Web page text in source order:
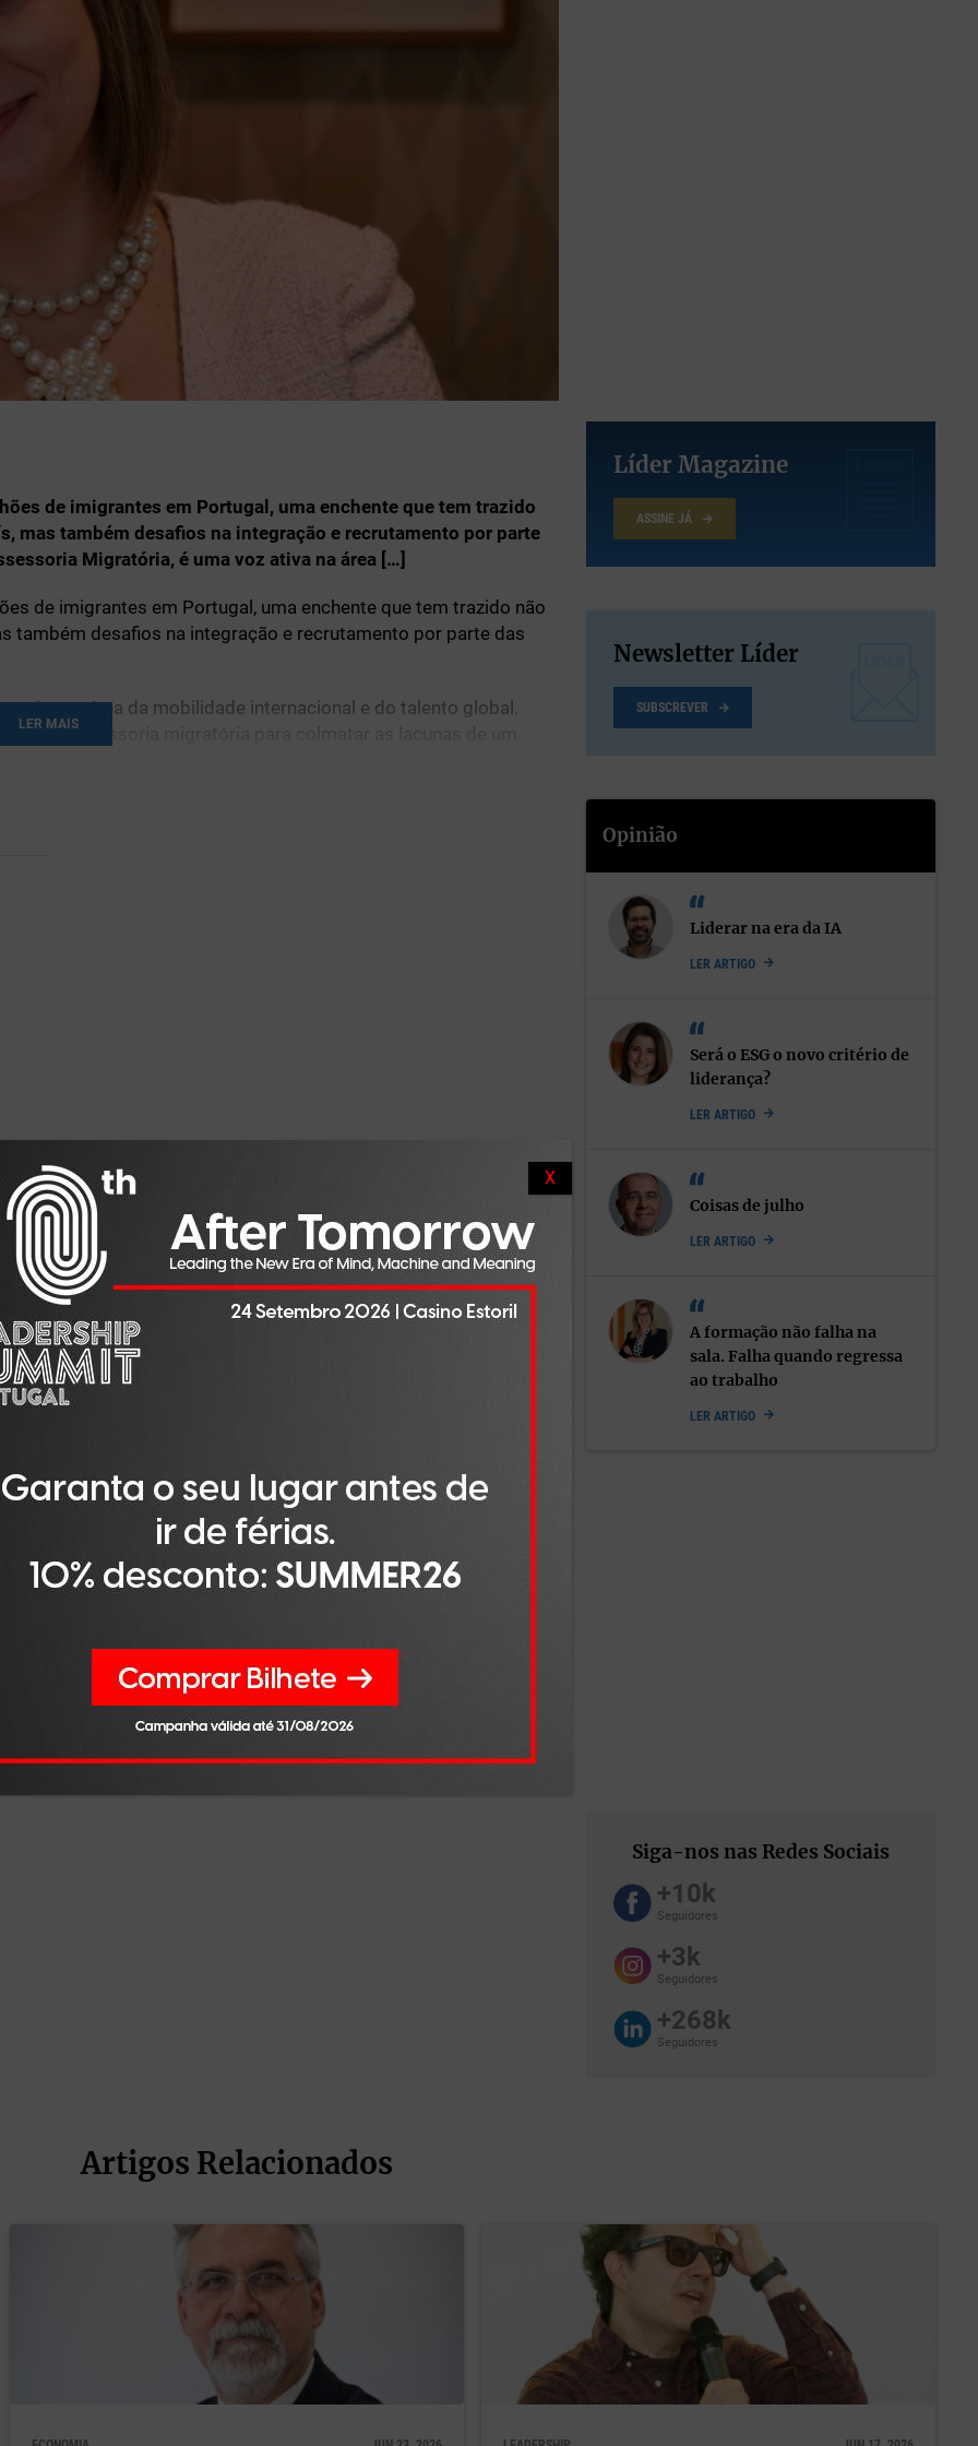
de imigrantes em Portugal, uma enchente que tem trazido
mas também desafios na integração e recrutamento por parte
Migratória, é uma voz ativa na área […]
de imigrantes em Portugal, uma enchente que tem trazido não
também desafios na integração e recrutamento por parte das
ativa na área da mobilidade internacional e do talento global.
à assessoria migratória para colmatar as lacunas de um
Quais são as nacionalidades que mais
foram quase todos para emigrantes. Em 2016, começou
a fazer vistos e dar apoio. Em 2018 começamos a ser
sobretudo na parte das tecnologias de informação. Depois
de americanos, tendência que se mantém.
gravitam à volta disso, como a procura de casa, de escolas,
de saúde.
Portugal desde 2014?
muito grande de resiliência e adaptação porque as leis estão
que o problema não é nosso, mas sim do país e das
chegam a Portugal, percebem que não é um problema da
entre as próprias autoridades. Um consulado diz uma coisa,
sendo que tentamos sempre instruir essas instituições
Para as pessoas que ainda não vivem cá, é muito
a manifestação de interesse, que permitia que qualquer pessoa
de visto, como era o caso do Brasil. Muitos imigrantes viram
eles comecem.
instituições de imigração? Tem havido um
na inclusão?
de Apoio a Integração de Migrantes (CNAIM), que ajudava
e criaram a AIMA, extinguiram também o CNAIM. Ou seja, os
LER MAIS
Líder Magazine
ASSINE JÁ
Newsletter Líder
SUBSCREVER
Opinião
Liderar na era da IA
LER ARTIGO
Será o ESG o novo critério de
liderança?
LER ARTIGO
Coisas de julho
LER ARTIGO
A formação não falha na
sala. Falha quando regressa
ao trabalho
LER ARTIGO
Siga-nos nas Redes Sociais
+10k
Seguidores
+3k
Seguidores
+268k
Seguidores
Artigos Relacionados
X